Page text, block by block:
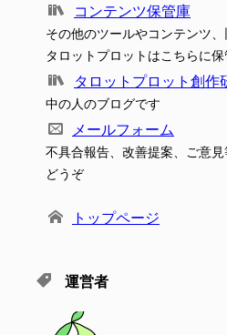
コンテンツ保管庫
その他のツールやコンテンツ
タロットプロットはこちらに
タロットプロット創作
中の人のブログです
メールフォーム
不具合報告、改善提案、ご意
どうぞ
トップページ
運営者